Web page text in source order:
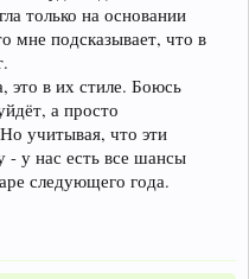
только на основании
мне подсказывает, что в
это в их стиле. Боюсь
а просто
учитывая, что эти
- у нас есть все шансы
следующего года.